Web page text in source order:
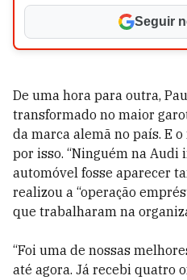
Seguir
De uma hora para outra,
transformado no maior
da marca alemã no país. E
por isso. “Ninguém na Audi
automóvel fosse aparecer
realizou a “operação
que trabalharam na
“Foi uma de nossas
até agora. Já recebi quatro